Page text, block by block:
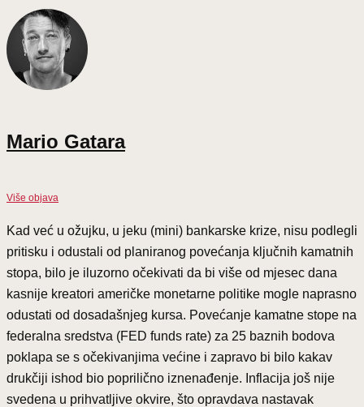
Mario Gatara
Više objava
Kad već u ožujku, u jeku (mini) bankarske krize, nisu podlegli
pritisku i odustali od planiranog povećanja ključnih kamatnih
stopa, bilo je iluzorno očekivati da bi više od mjesec dana
kasnije kreatori američke monetarne politike mogle naprasno
odustati od dosadašnjeg kursa. Povećanje kamatne stope na
federalna sredstva (FED funds rate) za 25 baznih bodova
poklapa se s očekivanjima većine i zapravo bi bilo kakav
drukčiji ishod bio poprilično iznenađenje. Inflacija još nije
svedena u prihvatljive okvire, što opravdava nastavak